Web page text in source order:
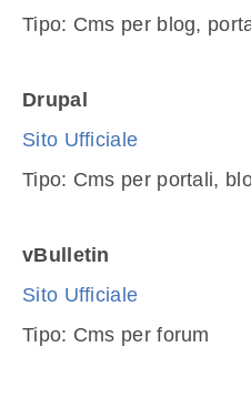
Tipo: Cms per blog,
Drupal
Sito Ufficiale
Tipo: Cms per portali,
vBulletin
Sito Ufficiale
Tipo: Cms per forum